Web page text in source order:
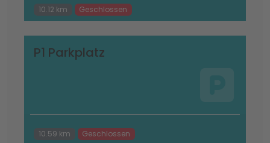
10.12 km Geschlossen
P1 Parkplatz
10.59 km Geschlossen